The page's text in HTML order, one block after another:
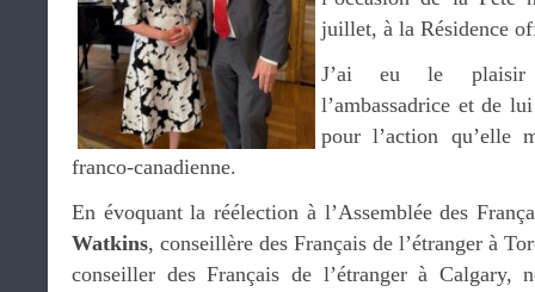
juillet, à la Résidence
J’ai eu le plaisir
l’ambassadrice et de
pour l’action qu’elle
franco-canadienne.
En évoquant la réélection à l’Assemblée des
Watkins, conseillère des Français de l’étranger à
conseiller des Français de l’étranger à Calgary,